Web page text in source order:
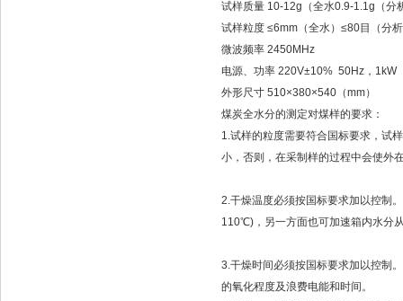
试样质量 10-12g（全水0.9-1.1g（分
试样粒度 ≤6mm（全水）≤80目（分
微波频率 2450MHz
电源、功率 220V±10% 50Hz，1kW
外形尺寸 510×380×540（mm）
煤炭全水分的测定对煤样的要求：
1.试样的粒度需要符合国标要求，试
小，否则，在采制样的过程中会使外
2.干燥温度必须按国标要求加以控制
110℃)，另一方面也可加速箱内水分
3.干燥时间必须按国标要求加以控制
的氧化程度及浪费电能和时间。